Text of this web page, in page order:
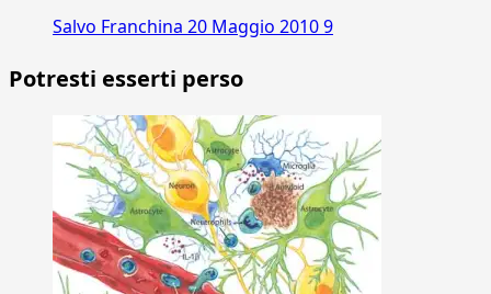
Salvo Franchina 20 Maggio 20109
Potresti esserti perso